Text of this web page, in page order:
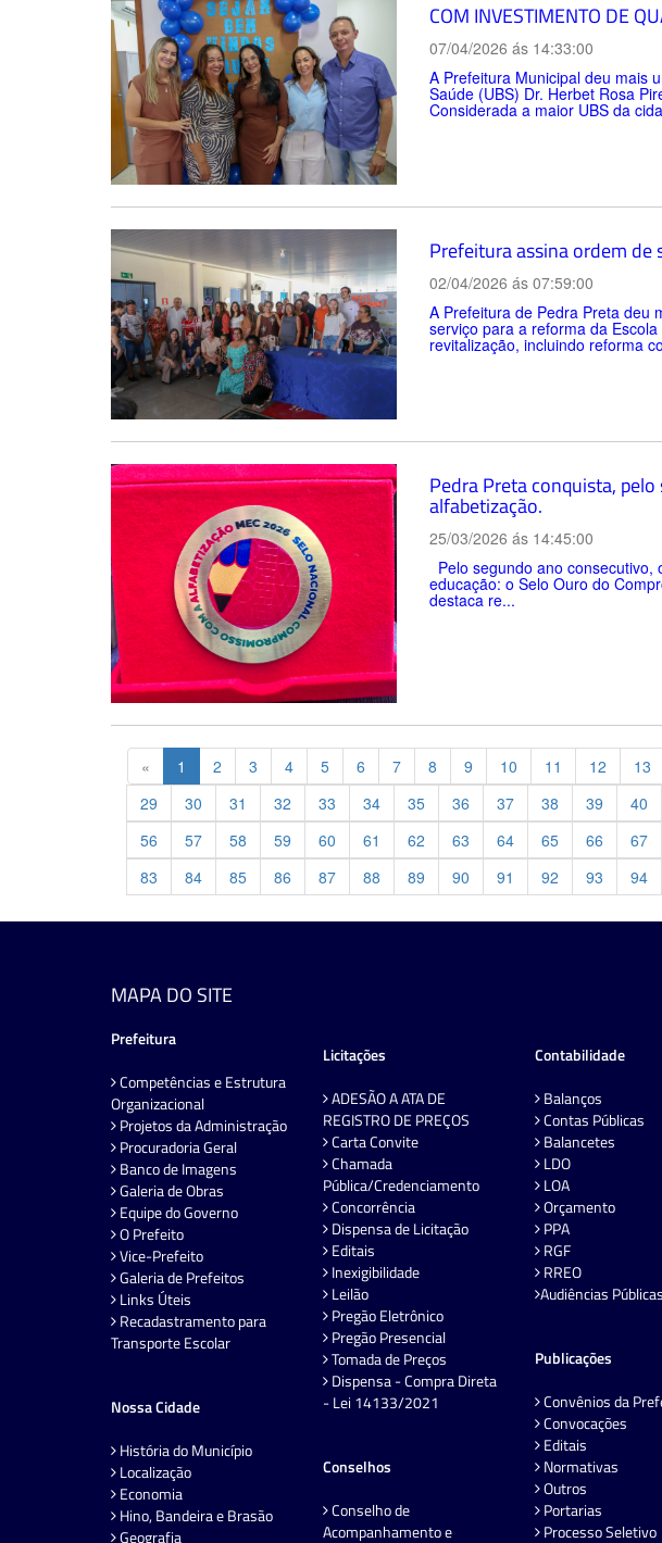
COM INVESTIMENTO DE
07/04/2026 ás 14:33:00
A Prefeitura Municipal deu mais
Saúde (UBS) Dr. Herbet Rosa
Considerada a maior UBS da
Prefeitura assina ordem de
02/04/2026 ás 07:59:00
A Prefeitura de Pedra Preta deu
serviço para a reforma da
revitalização, incluindo reforma
Pedra Preta conquista,
alfabetização.
25/03/2026 ás 14:45:00
Pelo segundo ano
educação: o Selo Ouro do
destaca re...
« Previous
1 2 3 4 5 6 7 8 9 10 11 12 13
29
30 31 32 33 34 35 36 37 38 39 40
56
57 58 59 60 61 62 63 64 65 66 67
83
84 85 86 87 88 89 90 91 92 93 94
MAPA DO SITE
Prefeitura
Competências e Estrutura
Organizacional
Projetos da Administração
Procuradoria Geral
Banco de Imagens
Galeria de Obras
Equipe do Governo
O Prefeito
Vice-Prefeito
Galeria de Prefeitos
Links Úteis
Recadastramento para
Transporte Escolar
Nossa Cidade
História do Município
Localização
Economia
Hino, Bandeira e Brasão
Geografia
Licitações
ADESÃO A ATA DE
REGISTRO DE PREÇOS
Carta Convite
Chamada
Pública/Credenciamento
Concorrência
Dispensa de Licitação
Editais
Inexigibilidade
Leilão
Pregão Eletrônico
Pregão Presencial
Tomada de Preços
Dispensa - Compra Direta
- Lei 14133/2021
Conselhos
Conselho de
Acompanhamento e
Contabilidade
Balanços
Contas Públicas
Balancetes
LDO
LOA
Orçamento
PPA
RGF
RREO
Audiências Públicas
Publicações
Convênios da
Convocações
Editais
Normativas
Outros
Portarias
Processo Seletivo